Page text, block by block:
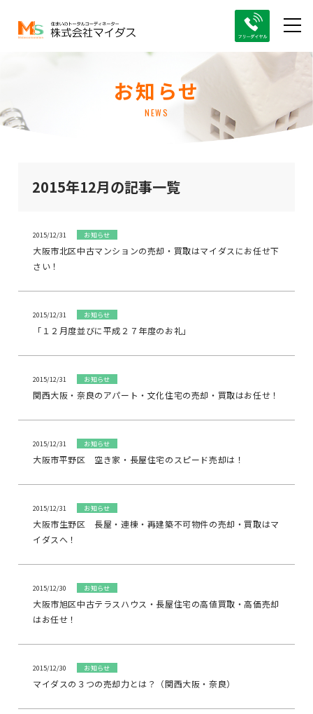
お知らせ
NEWS
2015年12月の記事一覧
2015/12/31 お知らせ
大阪市北区中古マンションの売却・買取はマイダスにお任せ下
さい！
2015/12/31 お知らせ
「１２月度並びに平成２７年度のお礼」
2015/12/31 お知らせ
関西大阪・奈良のアパート・文化住宅の売却・買取はお任せ！
2015/12/31 お知らせ
大阪市平野区 空き家・長屋住宅のスピード売却は！
2015/12/31 お知らせ
大阪市生野区 長屋・連棟・再建築不可物件の売却・買取はマ
イダスへ！
2015/12/30 お知らせ
大阪市旭区中古テラスハウス・長屋住宅の高値買取・高価売却
はお任せ！
2015/12/30 お知らせ
マイダスの３つの売却力とは？（関西大阪・奈良）